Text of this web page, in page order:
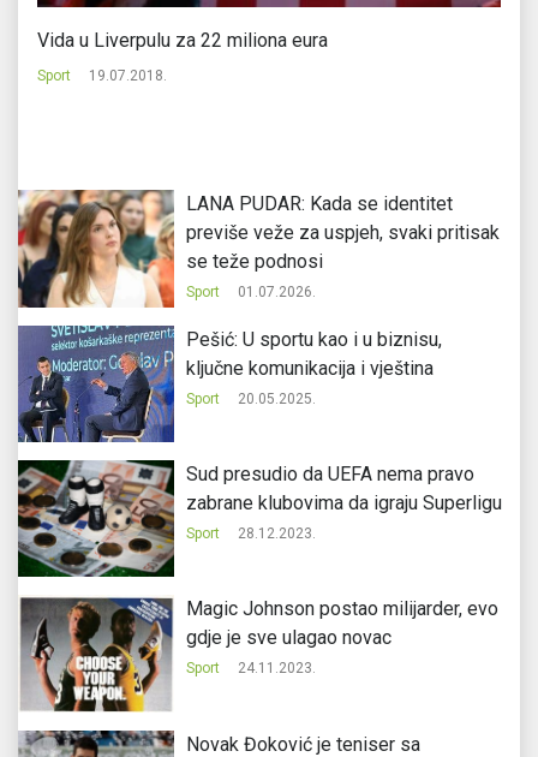
Vida u Liverpulu za 22 miliona eura
Sport 19.07.2018.
LANA PUDAR: Kada se identitet
previše veže za uspjeh, svaki pritisak
se teže podnosi
Sport 01.07.2026.
Pešić: U sportu kao i u biznisu,
ključne komunikacija i vještina
Sport 20.05.2025.
Sud presudio da UEFA nema pravo
zabrane klubovima da igraju Superligu
Sport 28.12.2023.
Magic Johnson postao milijarder, evo
gdje je sve ulagao novac
Sport 24.11.2023.
Novak Đoković je teniser sa